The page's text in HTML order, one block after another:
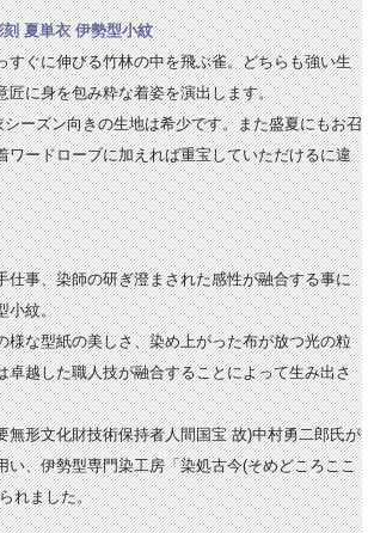
夏単衣 伊勢型小紋
すぐに伸びる竹林の中を飛ぶ雀。どちらも強い生
匠に身を包み粋な着姿を演出します。
ーズン向きの生地は希少です。また盛夏にもお召
ワードローブに加えれば重宝していただけるに違
仕事、染師の研ぎ澄まされた感性が融合する事に
小紋。
様な型紙の美しさ、染め上がった布が放つ光の粒
卓越した職人技が融合することによって生み出さ
無形文化財技術保持者人間国宝 故)中村勇二郎氏が
い、伊勢型専門染工房「染処古今(そめどころここ
れました。